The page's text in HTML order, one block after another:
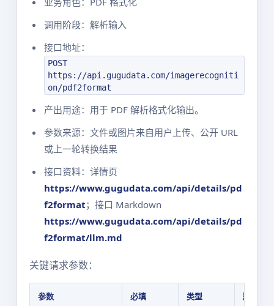
调用阶段：解析输入
接口地址：
POST
https://api.gugudata.com/imagerecogniti
on/pdf2format
产出用途：用于 PDF 解析格式化输出。
参数来源：文件或图片来自用户上传、公开 URL
或上一轮转换结果
接口资料：详情页
https://www.gugudata.com/api/details/pd
f2format；接口 Markdown
https://www.gugudata.com/api/details/pd
f2format/llm.md
关键请求参数：
参数 必填 类型 默认值